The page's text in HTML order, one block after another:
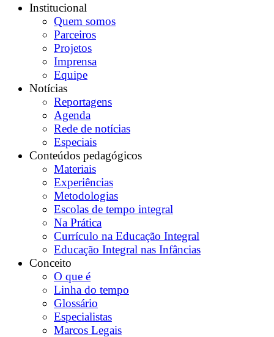
Institucional
Quem somos
Parceiros
Projetos
Imprensa
Equipe
Notícias
Reportagens
Agenda
Rede de notícias
Especiais
Conteúdos pedagógicos
Materiais
Experiências
Metodologias
Escolas de tempo integral
Na Prática
Currículo na Educação Integral
Educação Integral nas Infâncias
Conceito
O que é
Linha do tempo
Glossário
Especialistas
Marcos Legais